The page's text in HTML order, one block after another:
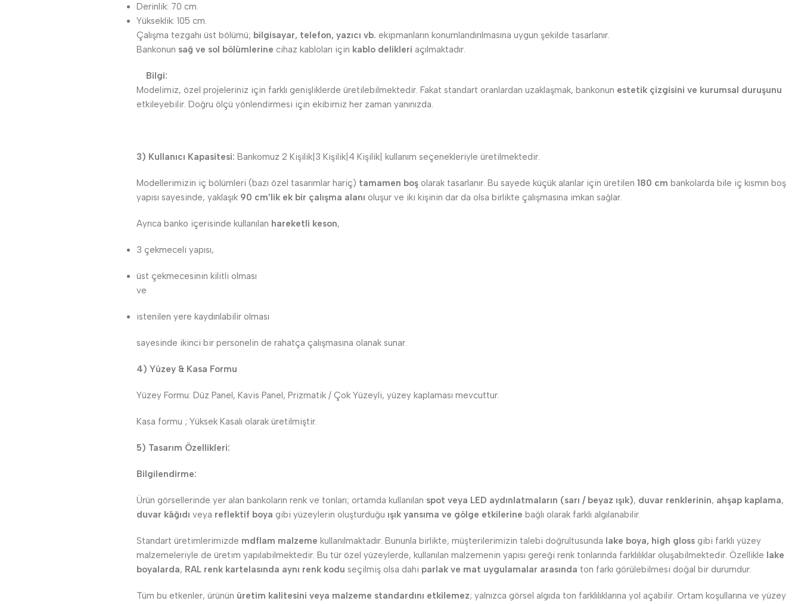
Derinlik: 70 cm.
Yükseklik: 105 cm.
Çalışma tezgahı üst bölümü; bilgisayar, telefon, yazıcı vb. ekipmanların konumlandırılmasına uygun şekilde tasarlanır.
Bankonun sağ ve sol bölümlerine cihaz kabloları için kablo delikleri açılmaktadır.
Bilgi:
Modelimiz, özel projeleriniz için farklı genişliklerde üretilebilmektedir. Fakat standart oranlardan uzaklaşmak, bankonun estetik çizgisini ve kurumsal duruşunu
etkileyebilir. Doğru ölçü yönlendirmesi için ekibimiz her zaman yanınızda.
3) Kullanıcı Kapasitesi: Bankomuz 2 Kişilik|3 Kişilik|4 Kişilik| kullanım seçenekleriyle üretilmektedir.
Modellerimizin iç bölümleri (bazı özel tasarımlar hariç) tamamen boş olarak tasarlanır. Bu sayede küçük alanlar için üretilen 180 cm bankolarda bile iç kısmın boş
yapısı sayesinde, yaklaşık 90 cm’lik ek bir çalışma alanı oluşur ve iki kişinin dar da olsa birlikte çalışmasına imkan sağlar.
Ayrıca banko içerisinde kullanılan hareketli keson,
3 çekmeceli yapısı,
üst çekmecesinin kilitli olması
ve
istenilen yere kaydırılabilir olması
sayesinde ikinci bir personelin de rahatça çalışmasına olanak sunar.
4) Yüzey & Kasa Formu
Yüzey Formu: Düz Panel, Kavis Panel, Prizmatik / Çok Yüzeyli, yüzey kaplaması mevcuttur.
Kasa formu ; Yüksek Kasalı olarak üretilmiştir.
5) Tasarım Özellikleri:
Bilgilendirme:
Ürün görsellerinde yer alan bankoların renk ve tonları; ortamda kullanılan spot veya LED aydınlatmaların (sarı / beyaz ışık), duvar renklerinin, ahşap kaplama,
duvar kâğıdı veya reflektif boya gibi yüzeylerin oluşturduğu ışık yansıma ve gölge etkilerine bağlı olarak farklı algılanabilir.
Standart üretimlerimizde mdflam malzeme kullanılmaktadır. Bununla birlikte, müşterilerimizin talebi doğrultusunda lake boya, high gloss gibi farklı yüzey
malzemeleriyle de üretim yapılabilmektedir. Bu tür özel yüzeylerde, kullanılan malzemenin yapısı gereği renk tonlarında farklılıklar oluşabilmektedir. Özellikle lake
boyalarda, RAL renk kartelasında aynı renk kodu seçilmiş olsa dahi parlak ve mat uygulamalar arasında ton farkı görülebilmesi doğal bir durumdur.
Tüm bu etkenler, ürünün üretim kalitesini veya malzeme standardını etkilemez; yalnızca görsel algıda ton farklılıklarına yol açabilir. Ortam koşullarına ve yüzey